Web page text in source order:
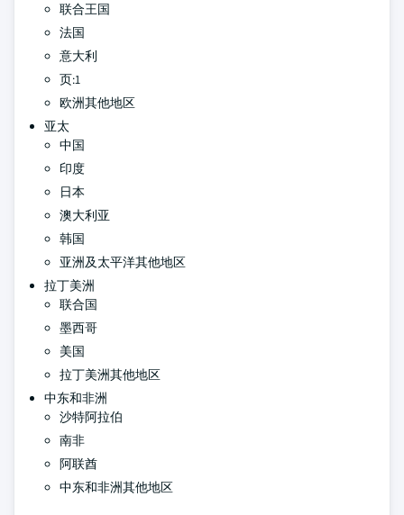
联合王国
法国
意大利
页:1
欧洲其他地区
亚太
中国
印度
日本
澳大利亚
韩国
亚洲及太平洋其他地区
拉丁美洲
联合国
墨西哥
美国
拉丁美洲其他地区
中东和非洲
沙特阿拉伯
南非
阿联酋
中东和非洲其他地区